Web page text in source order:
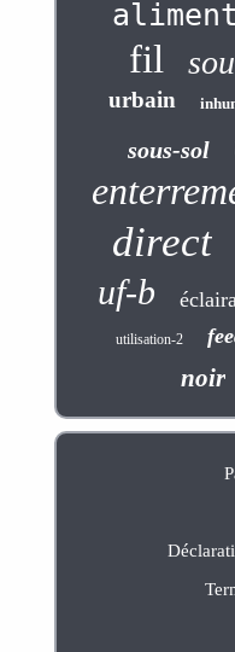
fil
urbain
sous-sol
direct
uf-b
utilisation-2
noir